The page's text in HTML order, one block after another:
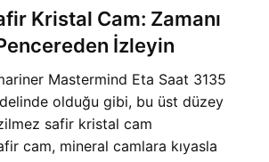
Kristal Cam: Zamanı
İzleyin
Mastermind Eta Saat 3135
olduğu gibi, bu üst düzey
safir kristal cam
cam, mineral camlara kıyasla